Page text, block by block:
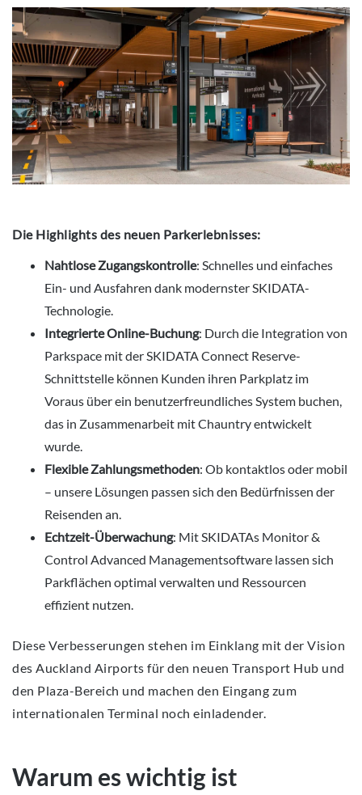
Die Highlights des neuen Parkerlebnisses:
Nahtlose Zugangskontrolle: Schnelles und einfaches
Ein- und Ausfahren dank modernster SKIDATA-
Technologie.
Integrierte Online-Buchung: Durch die Integration von
Parkspace mit der SKIDATA Connect Reserve-
Schnittstelle können Kunden ihren Parkplatz im
Voraus über ein benutzerfreundliches System buchen,
das in Zusammenarbeit mit Chauntry entwickelt
wurde.
Flexible Zahlungsmethoden: Ob kontaktlos oder mobil
– unsere Lösungen passen sich den Bedürfnissen der
Reisenden an.
Echtzeit-Überwachung: Mit SKIDATAs Monitor &
Control Advanced Managementsoftware lassen sich
Parkflächen optimal verwalten und Ressourcen
effizient nutzen.
Diese Verbesserungen stehen im Einklang mit der Vision
des Auckland Airports für den neuen Transport Hub und
den Plaza-Bereich und machen den Eingang zum
internationalen Terminal noch einladender.
Warum es wichtig ist